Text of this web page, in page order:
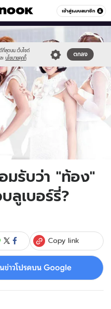
เข้าสู่ระบบสมาชิก
หมวดอื่นๆ
ที่สุดบน เว็บไซต์
ะ นโยบายคุกกี้
ตกลง
blueberry01.jpg
มรับว่า "ท้อง"
ลูเบอร์รี่?
Copy link
ข่าวโปรดบน Google